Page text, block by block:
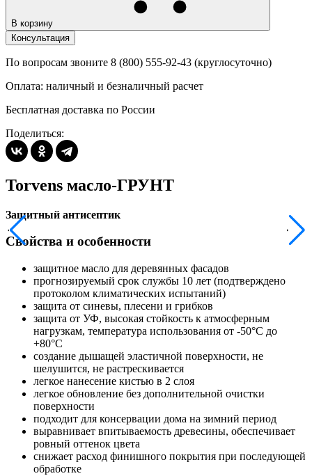
В корзину
Консультация
По вопросам звоните 8 (800) 555-92-43 (круглосуточно)
Оплата: наличный и безналичный расчет
Бесплатная доставка по России
Поделиться:
Torvens масло-ГРУНТ
Защитный антисептик
Свойства и особенности
защитное масло для деревянных фасадов
прогнозируемый срок службы 10 лет (подтверждено
протоколом климатических испытаний)
защита от синевы, плесени и грибков
защита от УФ, высокая стойкость к атмосферным
нагрузкам, температура использования от -50°С до
+80°С
создание дышащей эластичной поверхности, не
шелушится, не растрескивается
легкое нанесение кистью в 2 слоя
легкое обновление без дополнительной очистки
поверхности
подходит для консервации дома на зимний период
выравнивает впитываемость древесины, обеспечивает
ровный оттенок цвета
снижает расход финишного покрытия при последующей
обработке